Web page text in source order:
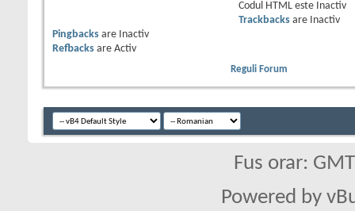
Codul HTML este
Inactiv
Trackbacksare
Inactiv
Pingbacks are
Inactiv
Refbacks are Activ
Reguli Forum
Fus orar:
Powered by